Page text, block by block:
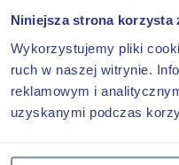
Niniejsza strona korzysta
Wykorzystujemy pliki
ruch w naszej witrynie.
reklamowym i
uzyskanymi podczas
Wzór
Naszywana
smycz